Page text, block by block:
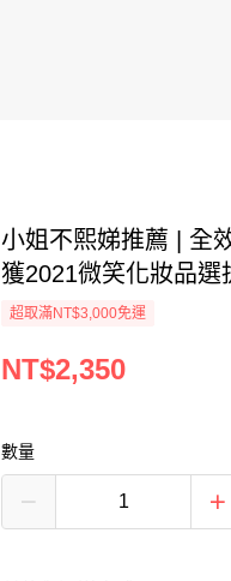
小姐不熙娣推薦 | 全
獲2021微笑化妝品選
超取滿NT$3,000免運
NT$2,350
數量